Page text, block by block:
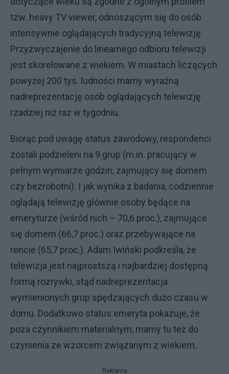
tzw. heavy TV viewer, odnoszącym się do osób
intensywnie oglądających tradycyjną telewizję.
Przyzwyczajenie do linearnego odbioru telewizji
jest skorelowane z wiekiem. W miastach liczących
powyżej 200 tys. ludności mamy wyraźną
nadreprezentację osób oglądających telewizję
rzadziej niż raz w tygodniu.
Biorąc pod uwagę status zawodowy, respondenci
zostali podzieleni na 9 grup (m.in. pracujący w
pełnym wymiarze godzin, zajmujący się domem
czy bezrobotni). I jak wynika z badania, codziennie
oglądają telewizję głównie osoby będące na
emeryturze (wśród nich – 70,6 proc.), zajmujące
się domem (66,7 proc.) oraz przebywające na
rencie (65,7 proc.). Adam Iwiński podkreśla, że
telewizja jest najprostszą i najbardziej dostępną
formą rozrywki, stąd nadreprezentacja
wymienionych grup spędzających dużo czasu w
domu. Dodatkowo status emeryta pokazuje, że
poza czynnikiem materialnym, mamy tu też do
czynienia ze wzorcem związanym z wiekiem.
Reklama